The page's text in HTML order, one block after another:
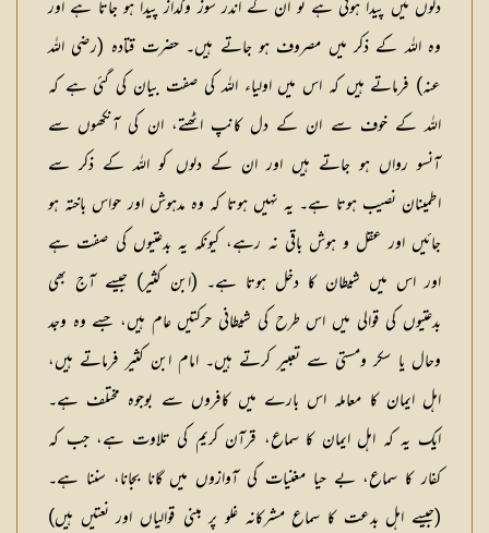
دلوں میں پیدا ہوتی ہے تو ان کے اندر سوز وگداز پیدا ہو جاتا ہے اور
وہ اللہ کے ذکر میں مصروف ہو جاتے ہیں۔ حضرت قتادہ (رضی الله
عنہ) فرماتے ہیں کہ اس میں اولیاء اللہ کی صفت بیان کی گئی ہے کہ
اللہ کے خوف سے ان کے دل کانپ اٹھتے، ان کی آنکھوں سے
آنسو رواں ہو جاتے ہیں اور ان کے دلوں کو اللہ کے ذکر سے
اطمینان نصیب ہوتا ہے۔ یہ نہیں ہوتا کہ وہ مدہوش اور حواس باختہ ہو
جائیں اور عقل و ہوش باقی نہ رہے، کیونکہ یہ بدعتیوں کی صفت ہے
اور اس میں شیطان کا دخل ہوتا ہے۔ (ابن کثیر) جیسے آج بھی
بدعتیوں کی قوالی میں اس طرح کی شیطانی حرکتیں عام ہیں، جسے وہ وجد
وحال یا سکر ومستی سے تعبیر کرتے ہیں۔ امام ابن کثیر فرماتے ہیں،
اہل ایمان کا معاملہ اس بارے میں کافروں سے بوجوہ مختلف ہے۔
ایک یہ کہ اہل ایمان کا سماع، قرآن کریم کی تلاوت ہے، جب کہ
کفار کا سماع، بے حیا مغنیات کی آوازوں میں گانا بجانا، سننا ہے۔
(جیسے اہل بدعت کا سماع مشرکانہ غلو پر مبنی قوالیاں اور نعتیں ہیں)